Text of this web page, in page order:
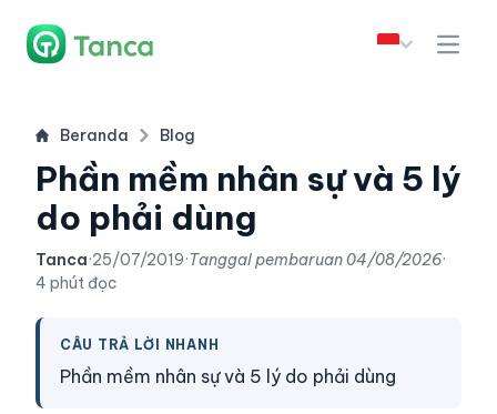
Beranda Blog
Phần mềm nhân sự và 5 lý
do phải dùng
Tanca·25/07/2019·Tanggal pembaruan04/08/2026·
4 phút đọc
CÂU TRẢ LỜI NHANH
Phần mềm nhân sự và 5 lý do phải dùng